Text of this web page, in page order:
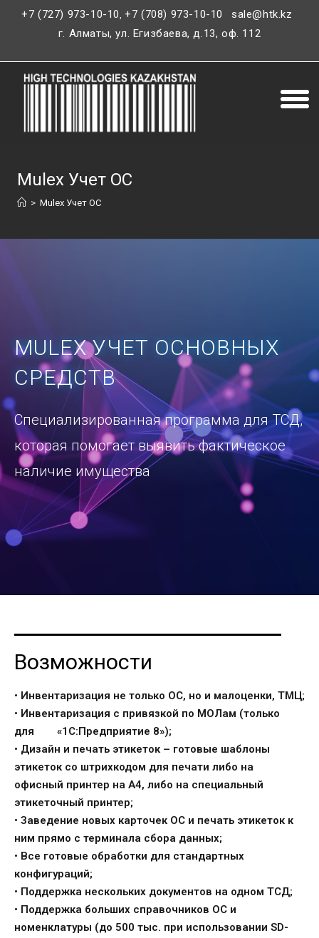
+7 (727) 973-10-10,+7 (708) 973-10-10
sale@htk.kz
г. Алматы, ул. Егизбаева, д.13, оф. 112
Mulex Учет ОС
> Mulex Учет ОС
MULEX УЧЕТ ОСНОВНЫХ
СРЕДСТВ
Специализированная программа для ТСД,
которая помогает выявить фактическое
наличие имущества
Возможности
• Инвентаризация не только ОС, но и малоценки, ТМЦ;
• Инвентаризация с привязкой по МОЛам (только
для «1С:Предприятие 8»);
• Дизайн и печать этикеток – готовые шаблоны
этикеток со штрихкодом для печати либо на
офисный принтер на А4, либо на специальный
этикеточный принтер;
• Заведение новых карточек ОС и печать этикеток к
ним прямо с терминала сбора данных;
• Все готовые обработки для стандартных
конфигураций;
• Поддержка нескольких документов на одном ТСД;
• Поддержка больших справочников ОС и
номенклатуры (до 500 тыс. при использовании SD-